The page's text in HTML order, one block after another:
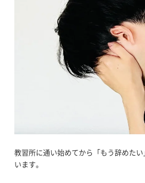
教習所に通い始めてから「もう辞めた
います。